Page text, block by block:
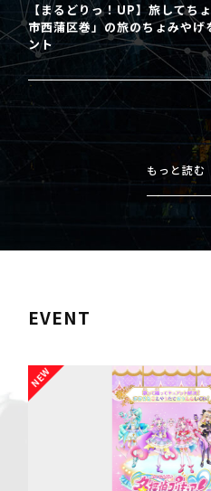
【まるどりっ！UP】旅してち
市西蒲区巻」の旅のちょみやげ
ント
もっと読む
EVENT